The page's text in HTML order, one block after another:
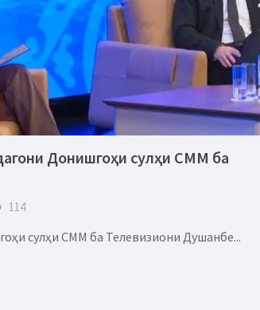
Донишгоҳи сулҳи СММ ба
114
сулҳи СММ ба Телевизиони Душанбе...